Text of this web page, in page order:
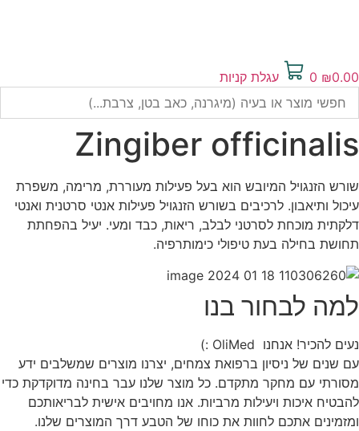
₪0.00
0 עגלת קניות
Zingiber officinalis
שורש הזנגויל המיובש הוא בעל פעילות מעוררת, מרימה, משפרת
עיכול ותיאבון. לרכיבים בשורש הזנגויל פעילות אנטי סרטנית ואנטי
דלקתית מוכחת לסרטני לבלב, ריאות, כבד ומעי. יעיל בהפחתת
תחושת בחילה בעת טיפולי כימותרפיה.
למה לבחור בנו
נעים להכיר! אנחנו OliMed :)
עם שנים של ניסיון ברפואת צמחים, יצרנו מוצרים שמשלבים ידע
מסורתי עם מחקר מתקדם. כל מוצר שלנו עבר בחינה מדוקדקת כדי
להבטיח איכות ויעילות מרביות. אנו מחויבים אישית לבריאותכם
ומזמינים אתכם לחוות את כוחו של הטבע דרך המוצרים שלנו.